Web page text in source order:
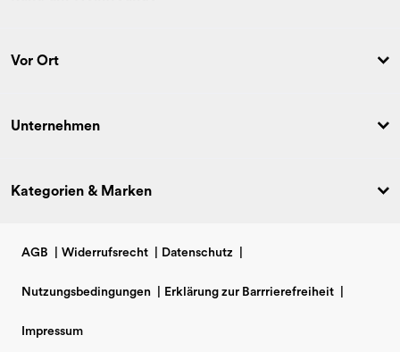
Vor Ort
Unternehmen
Kategorien & Marken
AGB Widerrufsrecht Datenschutz
Nutzungsbedingungen Erklärung zur Barrrierefreiheit
Impressum